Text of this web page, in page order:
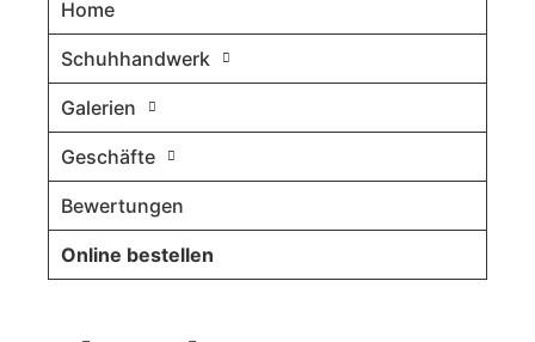
Home
Schuhhandwerk
Galerien
Geschäfte
Bewertungen
Online bestellen